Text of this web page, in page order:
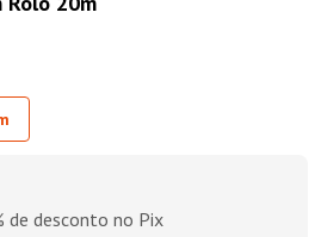
de desconto no Pix